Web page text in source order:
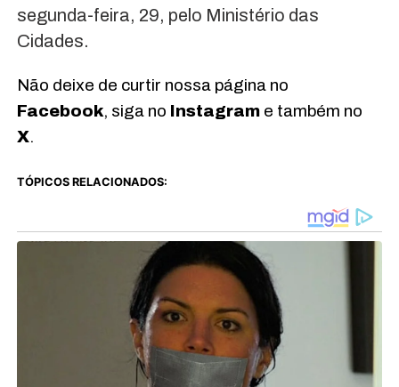
segunda-feira, 29, pelo Ministério das
Cidades.
Não deixe de curtir nossa página no
Facebook, siga no Instagrame também no
X.
TÓPICOS RELACIONADOS: